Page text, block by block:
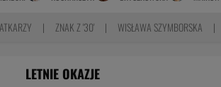
ZNAK Z '30' WISŁAWA SZYMBORSKA
LETNIE OKAZJE